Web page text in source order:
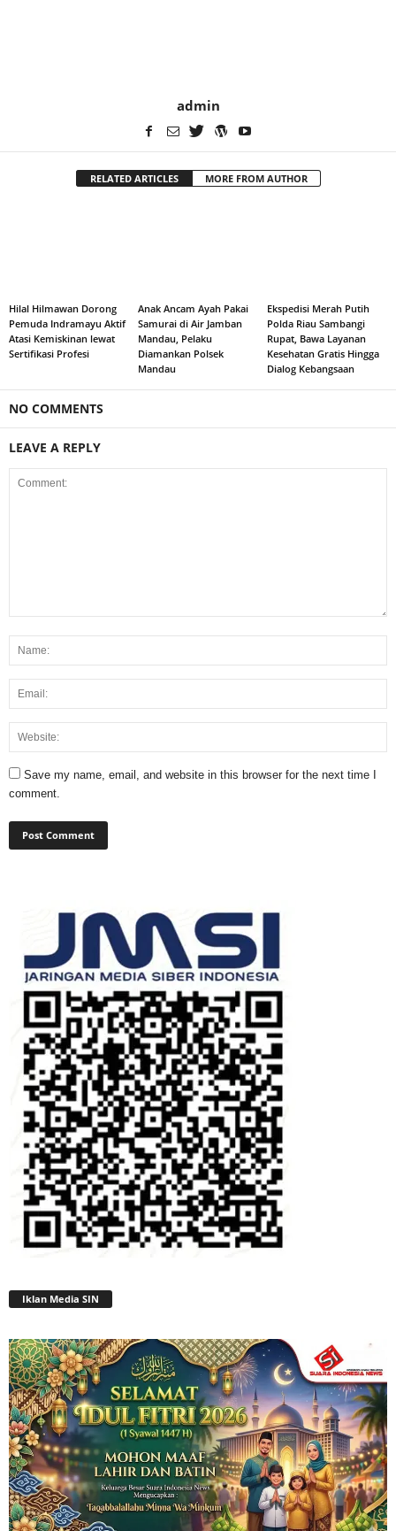
admin
RELATED ARTICLES MORE FROM AUTHOR
Hilal Hilmawan Dorong
Pemuda Indramayu Aktif
Atasi Kemiskinan lewat
Sertifikasi Profesi
Anak Ancam Ayah Pakai
Samurai di Air Jamban
Mandau, Pelaku
Diamankan Polsek
Mandau
Ekspedisi Merah Putih
Polda Riau Sambangi
Rupat, Bawa Layanan
Kesehatan Gratis Hingga
Dialog Kebangsaan
NO COMMENTS
LEAVE A REPLY
Save my name, email, and website in this browser for the next time I
comment.
Iklan Media SIN